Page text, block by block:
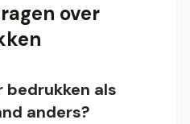
over
bedrukken als
anders?